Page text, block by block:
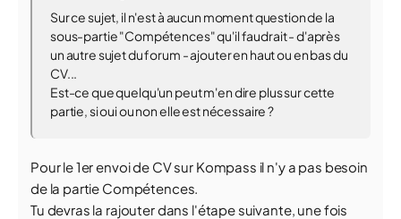
Sur ce sujet, il n'est à aucun moment question de la
sous-partie "Compétences" qu'il faudrait - d'après
un autre sujet du forum - ajouter en haut ou en bas du
CV...
Est-ce que quelqu'un peut m'en dire plus sur cette
partie, si oui ou non elle est nécessaire ?
Pour le 1er envoi de CV sur Kompass il n'y a pas besoin
de la partie Compétences.
Tu devras la rajouter dans l'étape suivante, une fois